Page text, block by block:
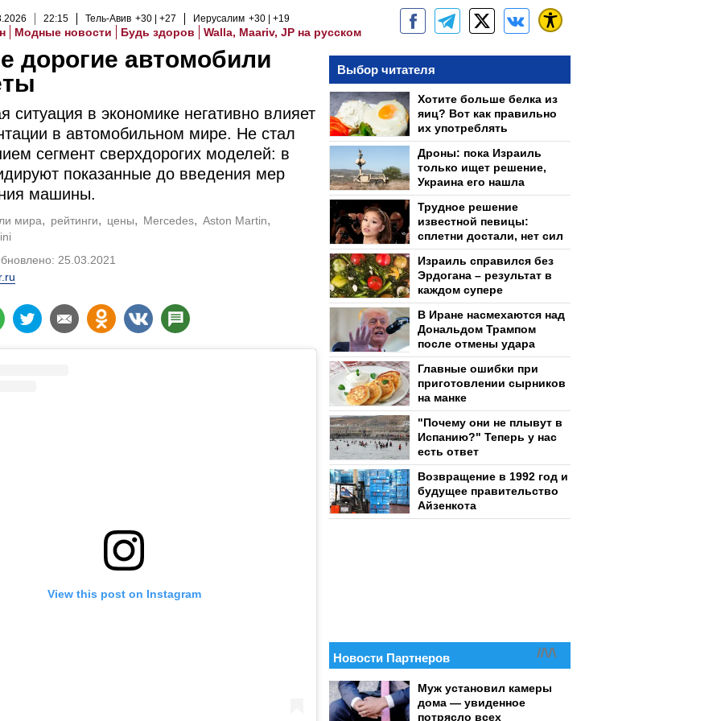
.2026 22:15 Тель-Авив +30 +27 Иерусалим +30 +19
Модные новости Будь здоров Walla, Maariv, JP на русском
дорогие автомобили
ситуация в экономике негативно влияет
в автомобильном мире. Не стал
сегмент сверхдорогих моделей: в
показанные до введения мер
машины.
мира рейтинги цены Mercedes
Aston Martin
25.03.2021
View this post on Instagram
Выбор читателя
Хотите больше белка из
яиц? Вот как правильно
их употреблять
Дроны: пока Израиль
только ищет решение,
Украина его нашла
Трудное решение
известной певицы:
сплетни достали, нет сил
Израиль справился без
Эрдогана – результат в
каждом супере
В Иране насмехаются над
Дональдом Трампом
после отмены удара
Главные ошибки при
приготовлении сырников
на манке
"Почему они не плывут в
Испанию?" Теперь у нас
есть ответ
Возвращение в 1992 год и
будущее правительство
Айзенкота